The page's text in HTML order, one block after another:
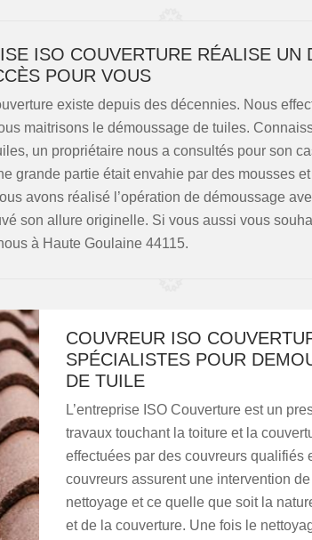
ISO COUVERTURE RÉALISE UN
POUR VOUS
existe depuis des décennies. Nous
maitrisons le démoussage de tuiles.
un propriétaire nous a consultés pour son
grande partie était envahie par des mousses
avons réalisé l’opération de démoussage
son allure originelle. Si vous aussi vous
à Haute Goulaine 44115.
COUVREUR ISO
SPÉCIALISTES POUR
DE TUILE
L’entreprise ISO Couverture est un
travaux touchant la toiture et la
effectuées par des couvreurs qualifiés
couvreurs assurent une intervention
nettoyage et ce quelle que soit la
et de la couverture. Une fois le